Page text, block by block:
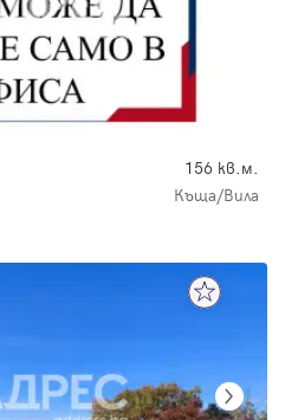
156 кв.м.
Къща/Вила